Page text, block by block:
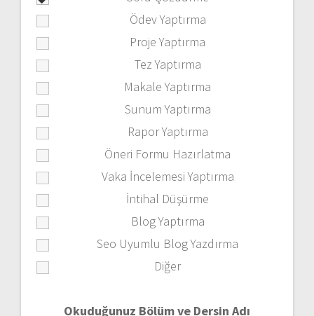
Ödev Yaptırma
Proje Yaptırma
Tez Yaptırma
Makale Yaptırma
Sunum Yaptırma
Rapor Yaptırma
Öneri Formu Hazırlatma
Vaka İncelemesi Yaptırma
İntihal Düşürme
Blog Yaptırma
Seo Uyumlu Blog Yazdırma
Diğer
Okuduğunuz Bölüm ve Dersin Adı